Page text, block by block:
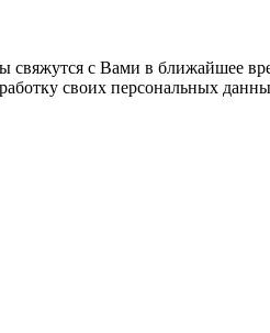
с Вами в ближайшее
своих персональных